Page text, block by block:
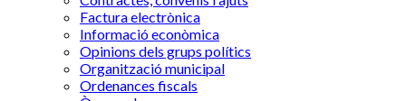
Factura electrònica
Informació econòmica
Opinions dels grups polítics
Organització municipal
Ordenances fiscals